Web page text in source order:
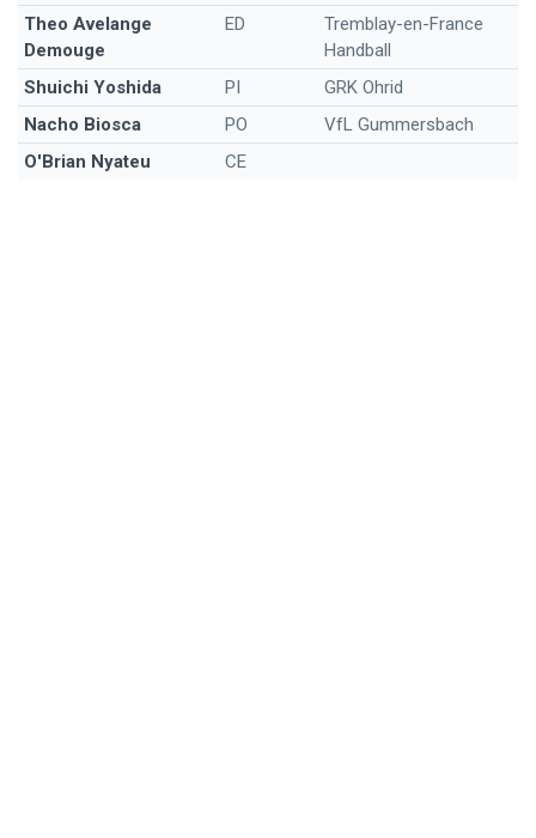
Theo Avelange
Demouge
ED
Tremblay-en-France
Handball
Shuichi Yoshida
PI
GRK Ohrid
Nacho Biosca
PO
VfL Gummersbach
O'Brian Nyateu
CE